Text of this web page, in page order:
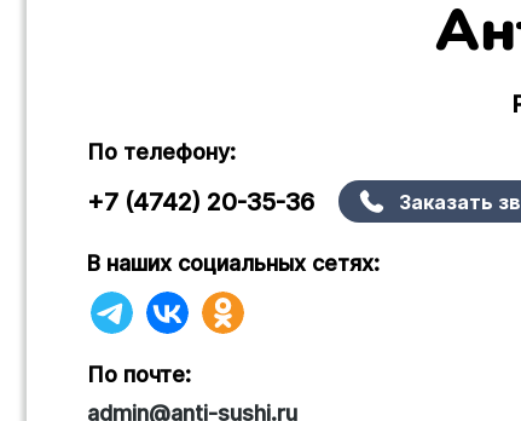
По телефону:
+7 (4742) 20-35-36 Заказать
По почте:
admin@anti-sushi.ru
В наших социальных сетях: